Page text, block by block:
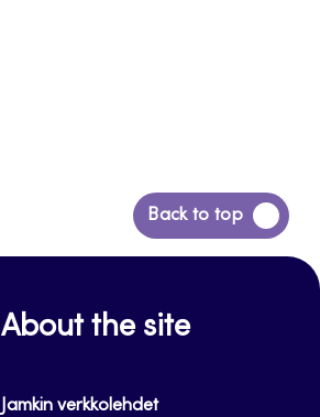
Back to top
Siirry
takaisin
About the site
Jamkin verkkolehdet